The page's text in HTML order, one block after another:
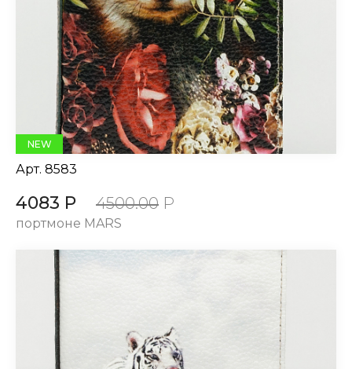
NEW
Арт. 8583
4083 Р 4500.00 Р
портмоне MARS